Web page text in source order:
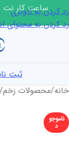
رد کردن به ناوبری
رد کردن به محتوای
ساعت کار نت و طب:
ثبت
خانه/محصولات زخم/
ناموجو
د